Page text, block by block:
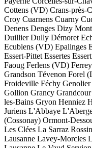
Cottens (VD) Crans-près-
Croy Cuarnens Cuarny
Denens Denges Dizy
Duillier Dully Démoret
Ecublens (VD) Epalinges
Essert-Pittet Essertes
Faoug Ferlens (VD)
Grandson Tévenon Forel
Froideville Féchy Genolier
Gollion Grancy Grandcour
les-Bains Gryon Henniez
Juriens L'Abbaye
(Cossonay) Ormont-
Les Clées La Sarraz
Lausanne Lavey-Morcles